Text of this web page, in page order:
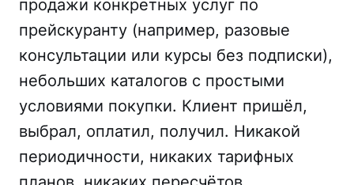
продажи конкретных услуг по
прейскуранту (например, разовые
консультации или курсы без подписки),
небольших каталогов с простыми
условиями покупки. Клиент пришёл,
выбрал, оплатил, получил. Никакой
периодичности, никаких тарифных